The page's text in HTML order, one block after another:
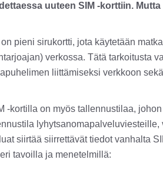
uuteen SIM -korttiin.
pieni sirukortti, jota käytetään
verkossa. Tätä tarkoitusta
liittämiseksi verkkoon
-kortilla on myös tallennustilaa,
lyhytsanomapalveluviesteille,
siirtää siirrettävät tiedot vanhalta
tavoilla ja menetelmillä: